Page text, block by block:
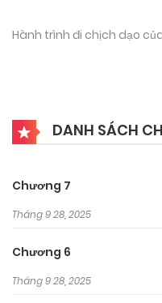
Hành trình đi chịch dạo
DANH SÁCH
Chương 7
Tháng 9 28, 2025
Chương 6
Tháng 9 28, 2025